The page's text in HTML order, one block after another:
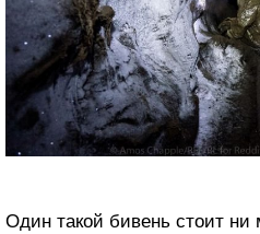
Один такой бивень стоит ни